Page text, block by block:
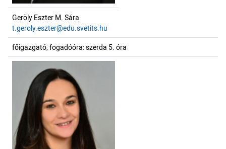
Geröly Eszter M. Sára
t.geroly.eszter@edu.svetits.hu
főigazgató, fogadóóra: szerda 5. óra